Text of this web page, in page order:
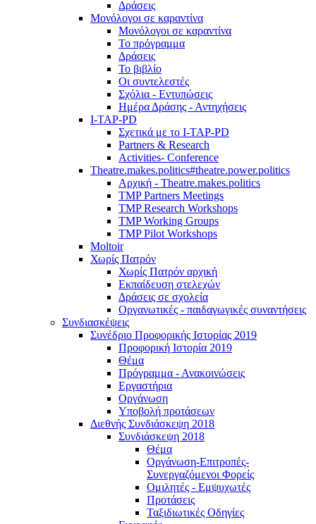
Δράσεις
Μονόλογοι σε καραντίνα
Μονόλογοι σε καραντίνα
Το πρόγραμμα
Δράσεις
Το βιβλίο
Οι συντελεστές
Σχόλια - Εντυπώσεις
Ημέρα Δράσης - Αντηχήσεις
I-TAP-PD
Σχετικά με το I-TAP-PD
Partners & Research
Activities- Conference
Theatre.makes.politics#theatre.power.politics
Αρχική - Theatre.makes.politics
TMP Partners Meetings
TMP Research Workshops
TMP Working Groups
TMP Pilot Workshops
Moltoir
Χωρίς Πατρόν
Χωρίς Πατρόν αρχική
Εκπαίδευση στελεχών
Δράσεις σε σχολεία
Οργανωτικές - παιδαγωγικές συναντήσεις
Συνδιασκέψεις
Συνέδριο Προφορικής Ιστορίας 2019
Προφορική Ιστορία 2019
Θέμα
Πρόγραμμα - Ανακοινώσεις
Εργαστήρια
Οργάνωση
Υποβολή προτάσεων
Διεθνής Συνδιάσκεψη 2018
Συνδιάσκεψη 2018
Θέμα
Οργάνωση-Επιτροπές-
Συνεργαζόμενοι Φορείς
Ομιλητές - Εμψυχωτές
Προτάσεις
Ταξιδιωτικές Οδηγίες